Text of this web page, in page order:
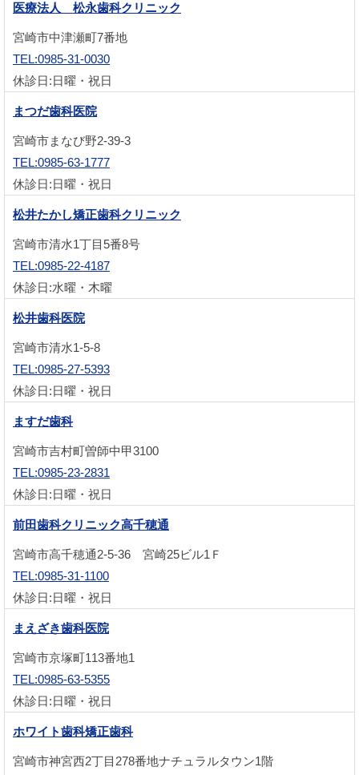
医療法人 松永歯科クリニック
宮崎市中津瀬町7番地
TEL:0985-31-0030
休診日:日曜・祝日
まつだ歯科医院
宮崎市まなび野2-39-3
TEL:0985-63-1777
休診日:日曜・祝日
松井たかし矯正歯科クリニック
宮崎市清水1丁目5番8号
TEL:0985-22-4187
休診日:水曜・木曜
松井歯科医院
宮崎市清水1-5-8
TEL:0985-27-5393
休診日:日曜・祝日
ますだ歯科
宮崎市吉村町曽師中甲3100
TEL:0985-23-2831
休診日:日曜・祝日
前田歯科クリニック高千穂通
宮崎市高千穂通2-5-36 宮崎25ビル1Ｆ
TEL:0985-31-1100
休診日:日曜・祝日
まえざき歯科医院
宮崎市京塚町113番地1
TEL:0985-63-5355
休診日:日曜・祝日
ホワイト歯科矯正歯科
宮崎市神宮西2丁目278番地ナチュラルタウン1階